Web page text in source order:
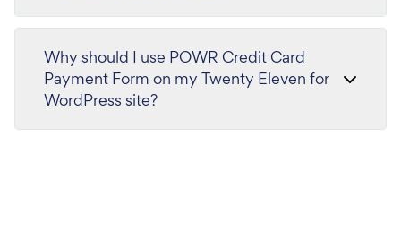
Why should I use POWR Credit Card
Payment Form on my Twenty Eleven for
WordPress site?